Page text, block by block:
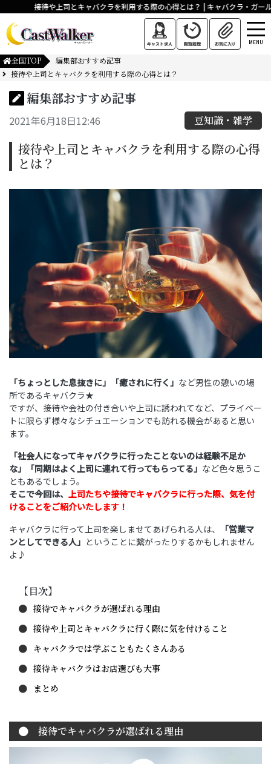
接待や上司とキャバクラを利用する際の心得とは？ | キャバクラ・ガール
MENU
全国TOP
編集部おすすめ記事
接待や上司とキャバクラを利用する際の心得とは？
編集部おすすめ記事
2021年6月18日12:46 豆知識・雑学
接待や上司とキャバクラを利用する際の心得
とは？
「ちょっとした息抜きに」「癒されに行く」 など男性の憩いの場
所であるキャバクラ★
ですが、接待や会社の付き合いや上司に誘われてなど、プライベー
トに限らず様々なシチュエーションでも訪れる機会があると思い
ます。
「社会人になってキャバクラに行ったことないのは経験不足か
な」「同期はよく上司に連れて行ってもらってる」 など色々思うこ
ともあるでしょう。
そこで今回は、 上司たちや接待でキャバクラに行った際、気を付
けることをご紹介いたします！
キャバクラに行って上司を楽しませてあげられる人は、
「営業マ
ンとしてできる人」 ということに繋がったりするかもしれません
よ♪
【目次】
接待でキャバクラが選ばれる理由
接待や上司とキャバクラに行く際に気を付けること
キャバクラでは学ぶこともたくさんある
接待キャバクラはお店選びも大事
まとめ
接待でキャバクラが選ばれる理由